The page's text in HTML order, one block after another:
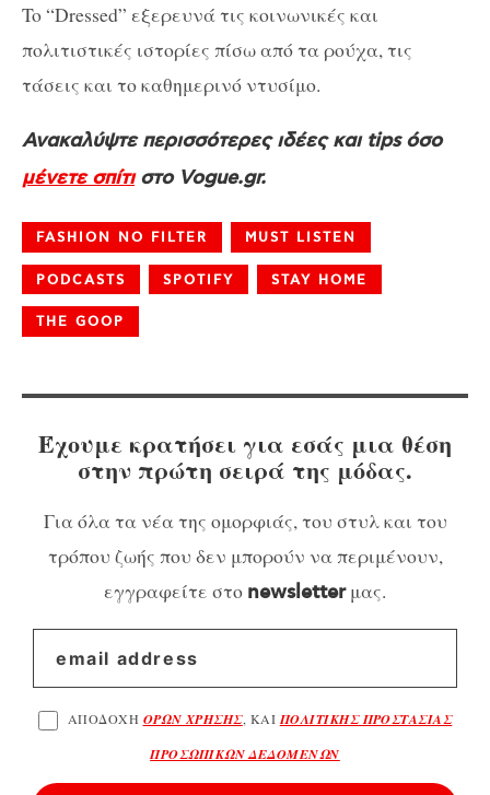
To “Dressed” εξερευνά τις κοινωνικές και
πολιτιστικές ιστορίες πίσω από τα ρούχα, τις
τάσεις και το καθημερινό ντυσίμο.
Ανακαλύψτε περισσότερες ιδέες και tips όσο
μένετε σπίτιστο Vogue.gr.
FASHION NO FILTER MUST LISTEN
PODCASTS SPOTIFY STAY HOME
THE GOOP
Έχουμε κρατήσει για εσάς μια θέση
στην πρώτη σειρά της μόδας.
Για όλα τα νέα της ομορφιάς, του στυλ και του
τρόπου ζωής που δεν μπορούν να περιμένουν,
εγγραφείτε στο newsletterμας.
ΑΠΟΔΟΧΗ ΟΡΩΝ ΧΡΗΣΗΣ, ΚΑΙ ΠΟΛΙΤΙΚΗΣ ΠΡΟΣΤΑΣΙΑΣ
ΠΡΟΣΩΠΙΚΩΝ ΔΕΔΟΜΕΝΩΝ